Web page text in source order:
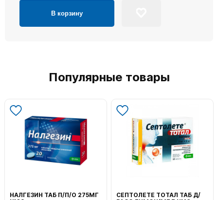
В корзину
Популярные товары
НАЛГЕЗИН ТАБ П/П/О 275МГ
СЕПТОЛЕТЕ ТОТАЛ ТАБ Д/